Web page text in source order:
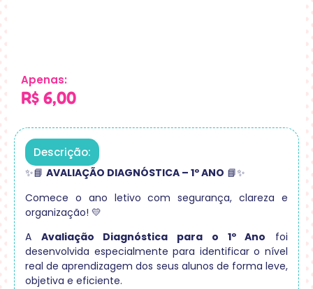
Apenas:
R$ 6,00
Descrição:
✨📘 AVALIAÇÃO DIAGNÓSTICA – 1º ANO 📘✨
Comece o ano letivo com segurança, clareza e
organização! 💛
A Avaliação Diagnóstica para o 1º Ano foi
desenvolvida especialmente para identificar o nível
real de aprendizagem dos seus alunos de forma leve,
objetiva e eficiente.